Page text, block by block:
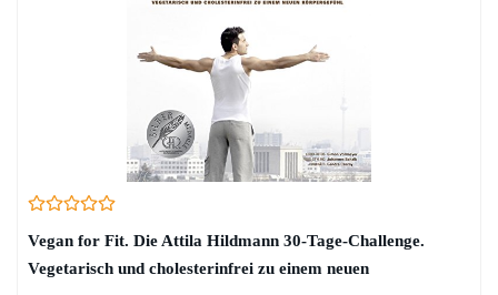
Vegan for Fit. Die Attila Hildmann 30-Tage-Challenge.
Vegetarisch und cholesterinfrei zu einem neuen